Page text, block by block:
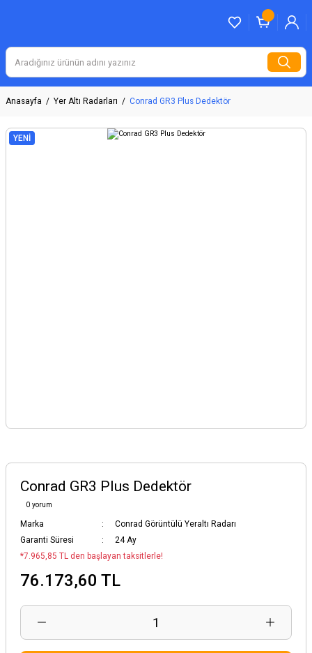
Anasayfa Yer Altı Radarları Conrad GR3 Plus Dedektör
YENİ
Conrad GR3 Plus Dedektör
0 yorum
Marka
Conrad Görüntülü Yeraltı Radarı
Garanti Süresi
24 Ay
*7.965,85 TL den başlayan taksitlerle!
76.173,60 TL